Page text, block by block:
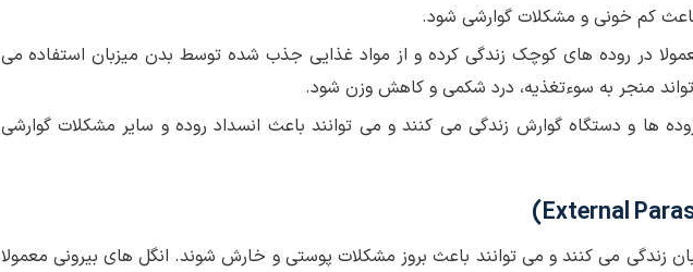
کم خونی و مشکلات گوارشی شود.
در روده های کوچک زندگی کرده و از مواد غذایی جذب شده توسط بدن میزبان استفاده می
منجر به سوءتغذیه، درد شکمی و کاهش وزن شود.
ها و دستگاه گوارش زندگی می کنند و می توانند باعث انسداد روده و سایر مشکلات گوارشی
زندگی می کنند و می توانند باعث بروز مشکلات پوستی و خارش شوند. انگل های بیرونی معمولا